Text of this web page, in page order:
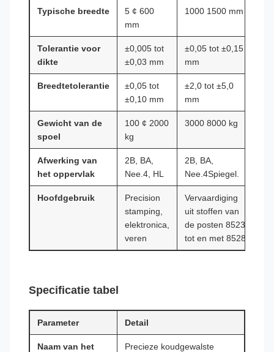
Typische breedte
5 ¢ 600
mm
1000 1500 mm
Tolerantie voor
dikte
±0,005 tot
±0,03 mm
±0,05 tot ±0,15
mm
Breedtetolerantie
±0,05 tot
±0,10 mm
±2,0 tot ±5,0
mm
Gewicht van de
spoel
100 ¢ 2000
kg
3000 8000 kg
Afwerking van
het oppervlak
2B, BA,
Nee.4, HL
2B, BA,
Nee.4Spiegel.
Hoofdgebruik
Precision
stamping,
elektronica,
veren
Vervaardiging
uit stoffen van
de posten 8523
tot en met 8528
Specificatie tabel
Parameter Detail
Naam van het
Precieze koudgewalste